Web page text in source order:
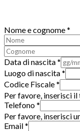
Nome e cognome*
Data di nascita*
Luogo di nascita*
Codice Fiscale*
Per favore, inserisci
Telefono*
Per favore, inserisci
Email*